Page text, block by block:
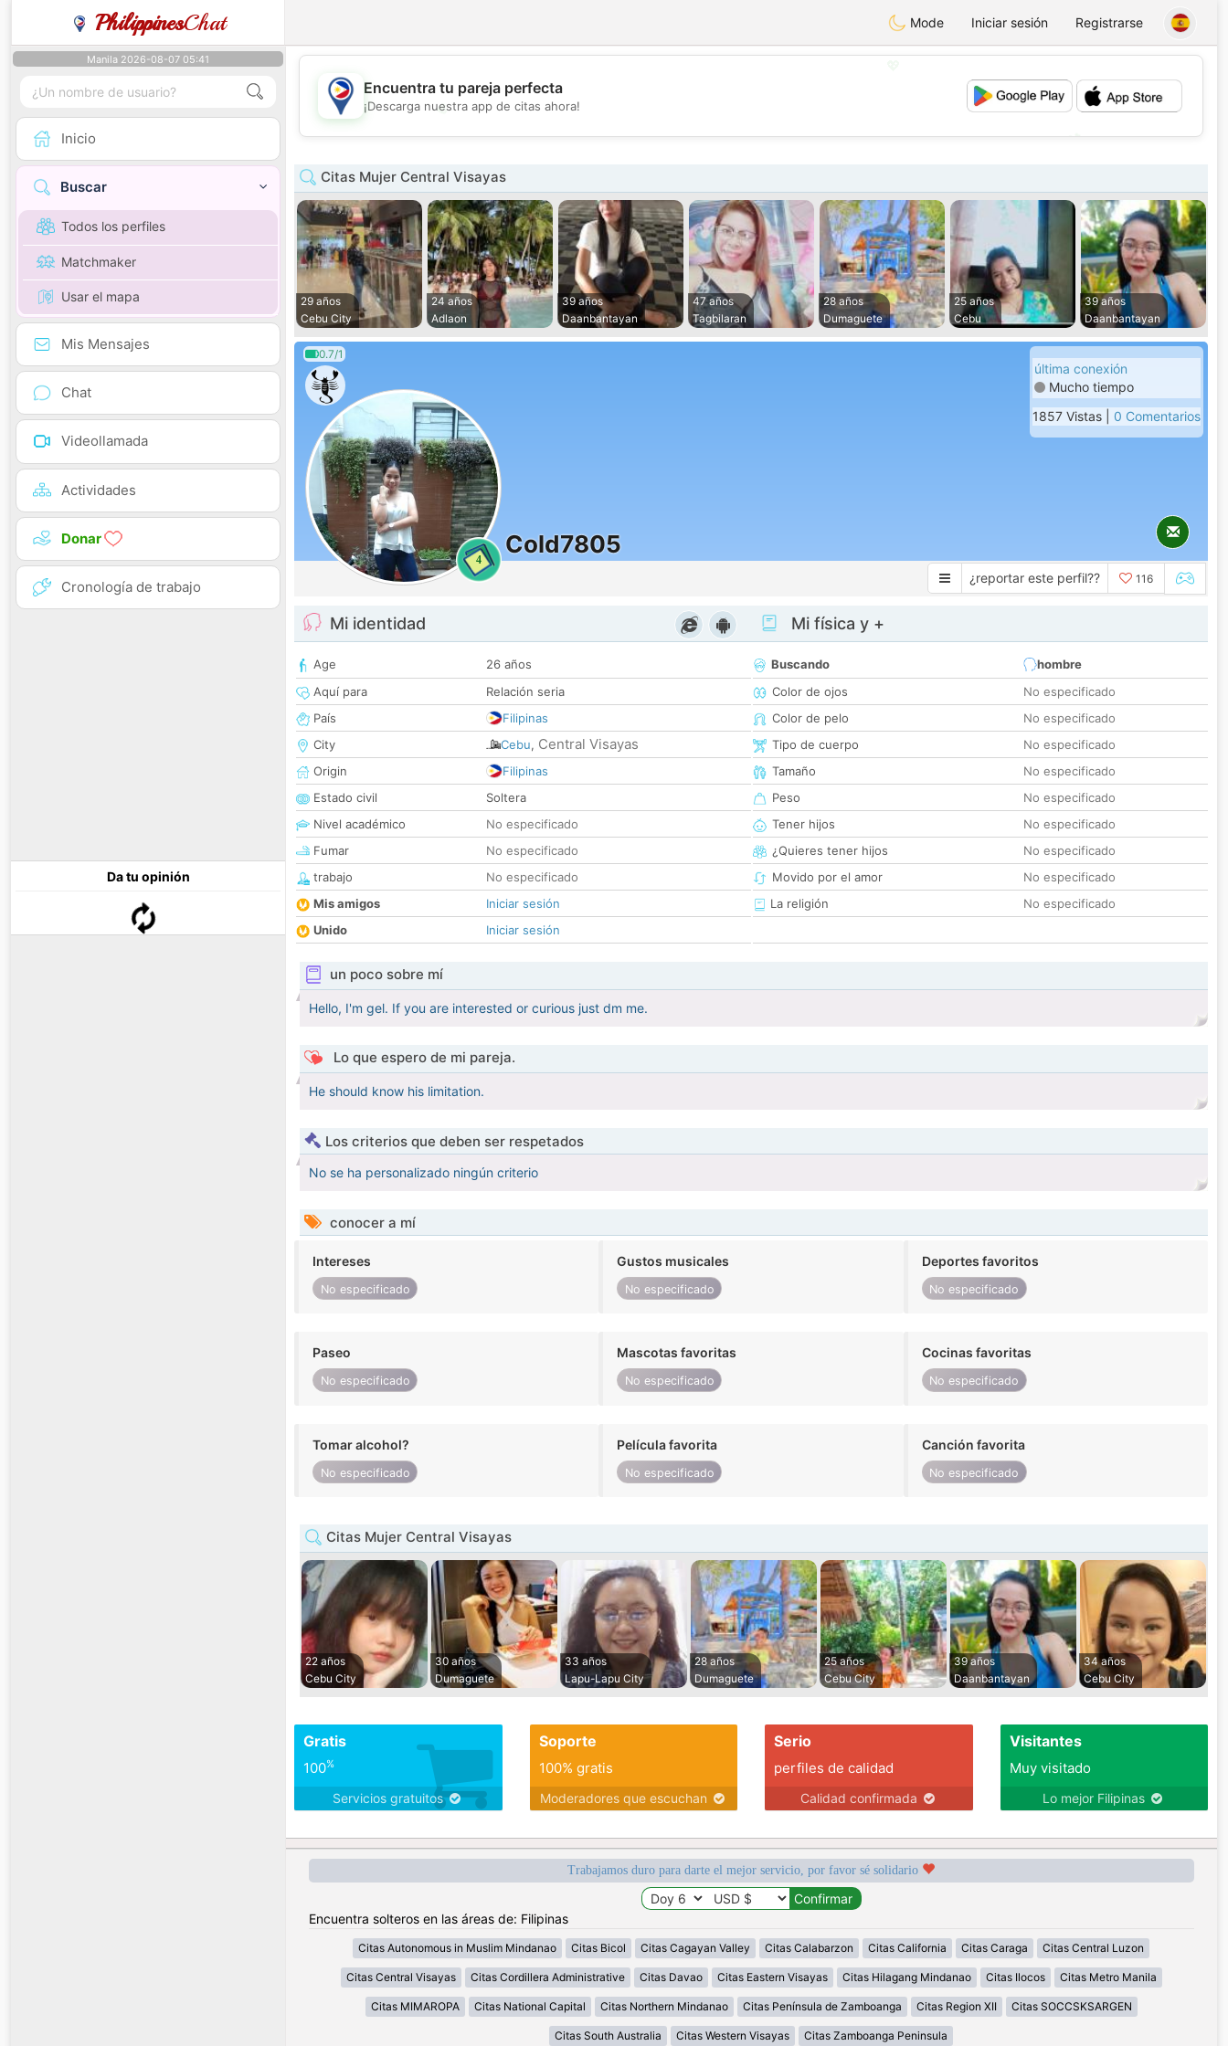
PhilippinesChat Mode Iniciar sesión Registrarse
Manila 2026-08-07 05:41
Inicio
Buscar
Todos los perfiles
Matchmaker
Usar el mapa
Mis Mensajes
Chat
Videollamada
Actividades
Donar
Cronología de trabajo
Da tu opinión
💕
Encuentra tu pareja perfecta
¡Descarga nuestra app de citas ahora!
Citas Mujer Central Visayas
29 años
Cebu City
24 años
Adlaon
39 años
Daanbantayan
47 años
Tagbilaran
28 años
Dumaguete
25 años
Cebu
39 años
Daanbantayan
0.7/1
4
Cold7805
última conexión
Mucho tiempo
1857 Vistas | 0 Comentarios
¿reportar este perfil?? 116
Mi identidad
Age
26 años
Aquí para
Relación seria
País
Filipinas
City
Cebu, Central Visayas
Origin
Filipinas
Estado civil
Soltera
Nivel académico
No especificado
Fumar
No especificado
trabajo
No especificado
Mis amigos
Iniciar sesión
Unido
Iniciar sesión
Mi física y +
Buscando
hombre
Color de ojos
No especificado
Color de pelo
No especificado
Tipo de cuerpo
No especificado
Tamaño
No especificado
Peso
No especificado
Tener hijos
No especificado
¿Quieres tener hijos
No especificado
Movido por el amor
No especificado
La religión
No especificado
un poco sobre mí
Hello, I'm gel. If you are interested or curious just dm me.
Lo que espero de mi pareja.
He should know his limitation.
Los criterios que deben ser respetados
No se ha personalizado ningún criterio
conocer a mí
Intereses
No especificado
Gustos musicales
No especificado
Deportes favoritos
No especificado
Paseo
No especificado
Mascotas favoritas
No especificado
Cocinas favoritas
No especificado
Tomar alcohol?
No especificado
Película favorita
No especificado
Canción favorita
No especificado
Citas Mujer Central Visayas
22 años
Cebu City
30 años
Dumaguete
33 años
Lapu-Lapu City
28 años
Dumaguete
25 años
Cebu City
39 años
Daanbantayan
34 años
Cebu City
Gratis
100%
Servicios gratuitos
Soporte
100% gratis
Moderadores que escuchan
Serio
perfiles de calidad
Calidad confirmada
Visitantes
Muy visitado
Lo mejor Filipinas
Trabajamos duro para darte el mejor servicio, por favor sé solidario
Encuentra solteros en las áreas de: Filipinas
Citas Autonomous in Muslim Mindanao Citas Bicol Citas Cagayan Valley Citas Calabarzon Citas California Citas Caraga Citas Central Luzon
Citas Central Visayas Citas Cordillera Administrative Citas Davao Citas Eastern Visayas Citas Hilagang Mindanao Citas Ilocos Citas Metro Manila
Citas MIMAROPA Citas National Capital Citas Northern Mindanao Citas Península de Zamboanga Citas Region XII Citas SOCCSKSARGEN
Citas South Australia Citas Western Visayas Citas Zamboanga Peninsula